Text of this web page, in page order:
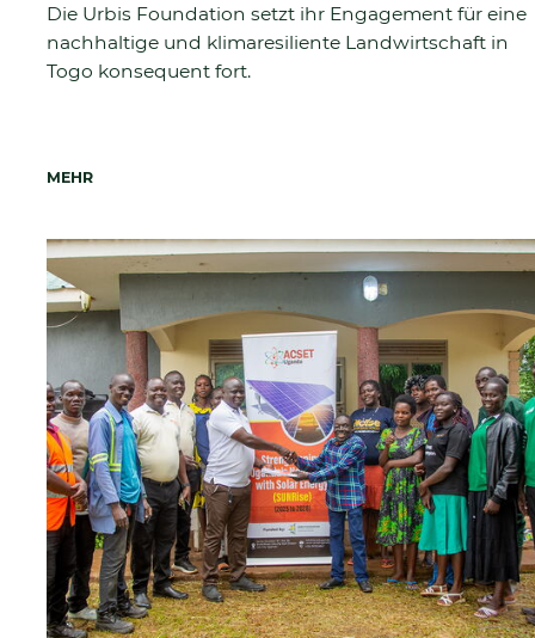
Die Urbis Foundation setzt ihr Engagement für eine
nachhaltige und klimaresiliente Landwirtschaft in
Togo konsequent fort.
MEHR